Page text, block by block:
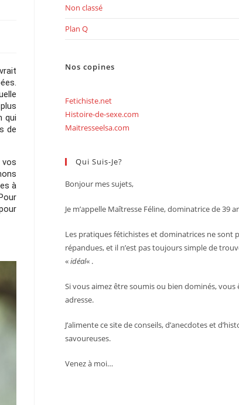
qui
de
vos
à
Non classé
Plan Q
Nos copines
Fetichiste.net
Histoire-de-sexe.com
Maitresseelsa.com
Qui Suis-Je?
Bonjour mes sujets,
Je m’appelle Maîtresse Féline, dominatrice de 39
Les pratiques fétichistes et dominatrices ne sont
répandues, et il n’est pas toujours simple de
«idéal« .
Si vous aimez être soumis ou bien dominés, vous
adresse.
J’alimente ce site de conseils, d’anecdotes et
savoureuses.
Venez à moi…